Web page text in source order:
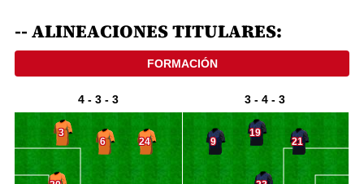
-- ALINEACIONES TITULARES: